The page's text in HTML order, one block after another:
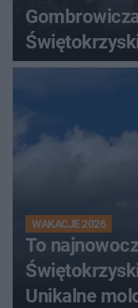
WAKACJE 2026
To
Unikalne